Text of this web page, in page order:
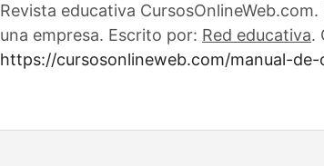
Revista educativa
una empresa. Escrito por: Red educativa.
https://cursosonlineweb.com/manual-